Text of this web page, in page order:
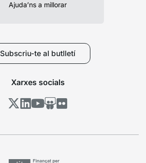
Ajuda’ns a millorar
Subscriu-te al butlletí
Xarxes socials